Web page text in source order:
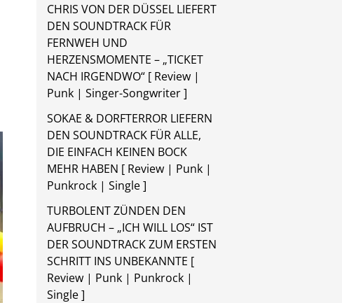
CHRIS VON DER DÜSSEL LIEFERT
DEN SOUNDTRACK FÜR
FERNWEH UND
HERZENSMOMENTE – „TICKET
NACH IRGENDWO“ [ Review |
Punk | Singer-Songwriter ]
SOKAE & DORFTERROR LIEFERN
DEN SOUNDTRACK FÜR ALLE,
DIE EINFACH KEINEN BOCK
MEHR HABEN [ Review | Punk |
Punkrock | Single ]
TURBOLENT ZÜNDEN DEN
AUFBRUCH – „ICH WILL LOS“ IST
DER SOUNDTRACK ZUM ERSTEN
SCHRITT INS UNBEKANNTE [
Review | Punk | Punkrock |
Single ]